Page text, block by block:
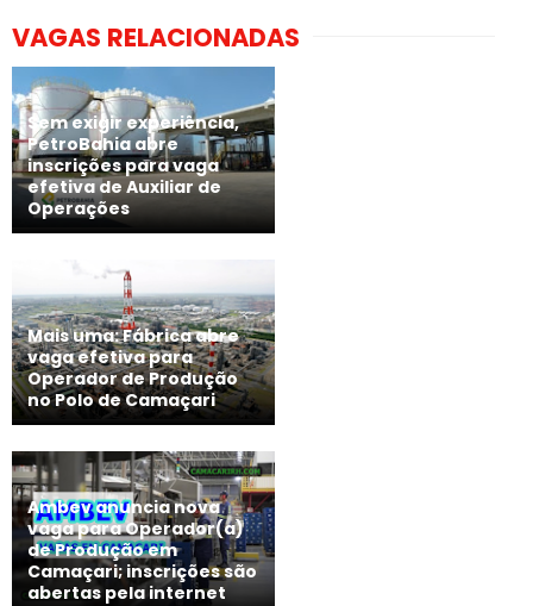
VAGAS RELACIONADAS
Sem exigir experiência,
PetroBahia abre
inscrições para vaga
efetiva de Auxiliar de
Operações
Mais uma: Fábrica abre
vaga efetiva para
Operador de Produção
no Polo de Camaçari
Ambev anuncia nova
vaga para Operador(a)
de Produção em
Camaçari; inscrições são
abertas pela internet